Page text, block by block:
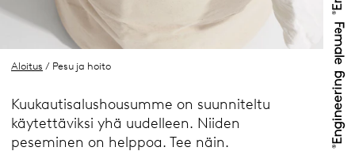
Aloitus / Pesu ja hoito
Kuukautisalushousumme on suunniteltu
käytettäviksi yhä uudelleen. Niiden
peseminen on helppoa. Tee näin.